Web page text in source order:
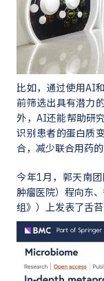
比如，通过使用AI
前筛选出具有潜力
外，AI还能帮助研
识别患者的蛋白质
合，减少联合用药的
今年1月，郭天南
肿瘤医院）程向东
组》）上发表了舌